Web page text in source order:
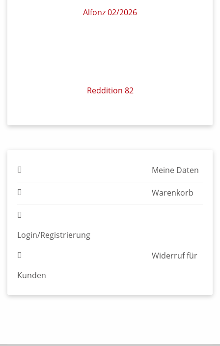
© 2026 Edition Alfons - Verlag für Graphische Literatur
Datenschutzerklärung